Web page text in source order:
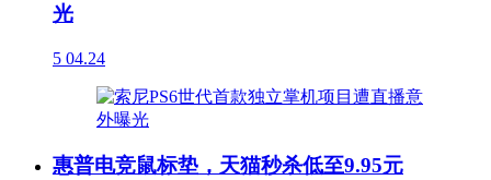
光
5 04.24
惠普电竞鼠标垫，天猫秒杀低至9.95元